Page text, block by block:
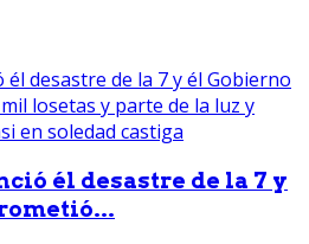
él desastre de la 7 y